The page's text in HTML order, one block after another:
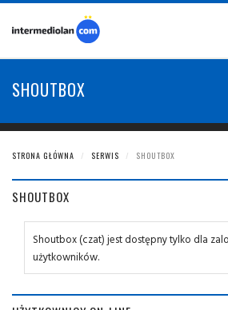
SHOUTBOX
STRONA GŁÓWNA SERWIS SHOUTBOX
SHOUTBOX
Shoutbox (czat) jest dostępny tylko dla
użytkowników.